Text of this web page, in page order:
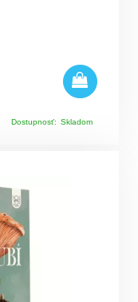
Dostupnosť: Skladom